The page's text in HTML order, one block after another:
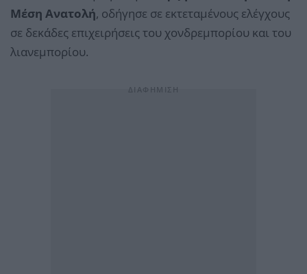
Μέση Ανατολή, οδήγησε σε εκτεταμένους ελέγχους
σε δεκάδες επιχειρήσεις του χονδρεμπορίου και του
λιανεμπορίου.